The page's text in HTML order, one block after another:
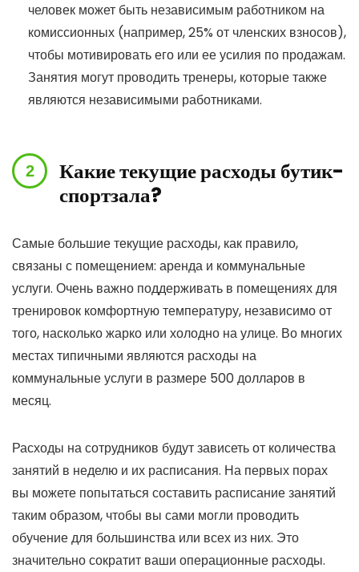
человек может быть независимым работником на
комиссионных (например, 25% от членских взносов),
чтобы мотивировать его или ее усилия по продажам.
Занятия могут проводить тренеры, которые также
являются независимыми работниками.
Какие текущие расходы бутик-
спортзала?
Самые большие текущие расходы, как правило,
связаны с помещением: аренда и коммунальные
услуги. Очень важно поддерживать в помещениях для
тренировок комфортную температуру, независимо от
того, насколько жарко или холодно на улице. Во многих
местах типичными являются расходы на
коммунальные услуги в размере 500 долларов в
месяц.
Расходы на сотрудников будут зависеть от количества
занятий в неделю и их расписания. На первых порах
вы можете попытаться составить расписание занятий
таким образом, чтобы вы сами могли проводить
обучение для большинства или всех из них. Это
значительно сократит ваши операционные расходы.